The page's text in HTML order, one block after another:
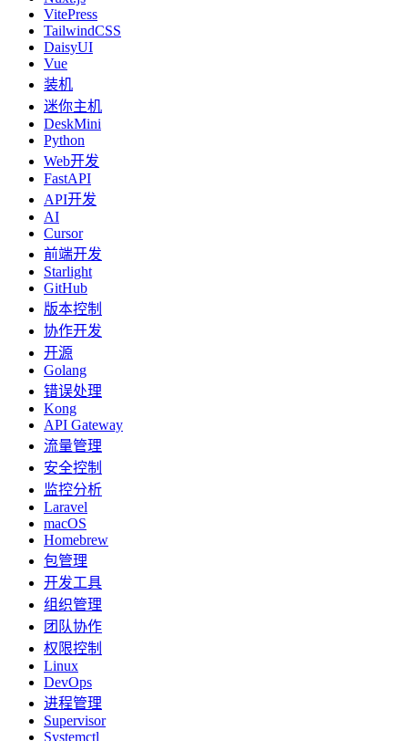
VitePress
TailwindCSS
DaisyUI
Vue
装机
迷你主机
DeskMini
Python
Web开发
FastAPI
API开发
AI
Cursor
前端开发
Starlight
GitHub
版本控制
协作开发
开源
Golang
错误处理
Kong
API Gateway
流量管理
安全控制
监控分析
Laravel
macOS
Homebrew
包管理
开发工具
组织管理
团队协作
权限控制
Linux
DevOps
进程管理
Supervisor
Systemctl